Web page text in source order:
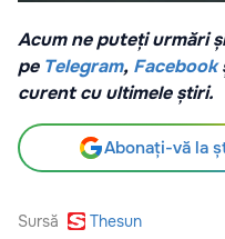
Acum ne puteți urmări și
pe Telegram, Facebook
curent cu ultimele știri.
Abonați-vă la
Sursă Thesun